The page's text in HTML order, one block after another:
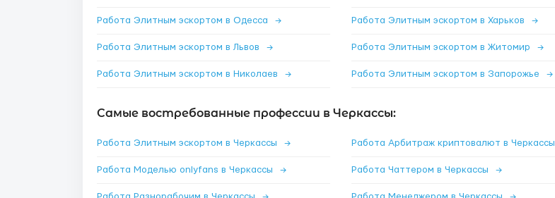
Работа Элитным эскортом в Одесса → Работа Элитным эскортом в Харьков →
Работа Элитным эскортом в Львов → Работа Элитным эскортом в Житомир →
Работа Элитным эскортом в Николаев → Работа Элитным эскортом в Запорожье →
Самые востребованные профессии в Черкассы:
Работа Элитным эскортом в Черкассы → Работа Арбитраж криптовалют в Черкассы
Работа Моделью onlyfans в Черкассы → Работа Чаттером в Черкассы →